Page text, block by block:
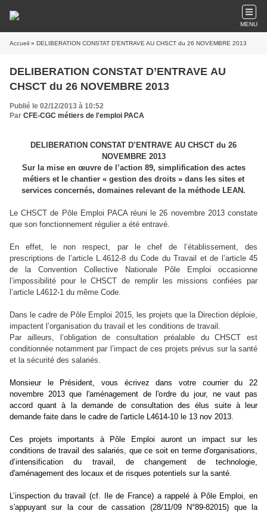
MENU
Accueil » DELIBERATION CONSTAT D’ENTRAVE AU CHSCT du 26 NOVEMBRE 2013
DELIBERATION CONSTAT D’ENTRAVE AU
CHSCT du 26 NOVEMBRE 2013
Publié le 02/12/2013 à 10:52
Par CFE-CGC métiers de l'emploi PACA
DELIBERATION CONSTAT D’ENTRAVE AU CHSCT du 26
NOVEMBRE 2013
Sur la mise en œuvre de l’action 89, simplification des actes
métiers et le chantier « gestion des droits » dans les sites et
services concernés, domaines relevant de la méthode LEAN.
Le CHSCT de Pôle Emploi PACA réuni le 26 novembre 2013 constate
que son fonctionnement régulier a été entravé.
En effet, le non respect, par le chef de l’établissement, des
prescriptions de l’article L.4612-8 du Code du Travail et de l’article 45
de la Convention Collective Nationale Pôle Emploi occasionne
l’impossibilité pour le CHSCT de remplir les missions confiées par
l’article L4612-1 du même Code.
Dans le cadre de Pôle Emploi 2015, les projets que la Direction déploie,
impactent l’organisation du travail et les conditions de travail.
Par ailleurs, l’obligation de consultation préalable du CHSCT est
conditionnée notamment par l’impact de ces projets prévus sur la santé
et la sécurité des salariés.
Monsieur le Président, vous écrivez dans votre courrier du 22
novembre 2013 que l'aménagement de l'ordre du jour, ne vaut pas
accord quant à la demande de consultation des élus suite à leur
demande faite dans le cadre de l'article L4614-10 le 13 nov 2013.
Ces projets importants à Pôle Emploi auront un impact sur les
conditions de travail des salariés, que ce soit en terme d'organisations,
d’intensification du travail, de changement de technologie,
d'aménagement des locaux et de risques potentiels sur la santé.
L’inspection du travail (cf. Ile de France) a rappelé à Pôle Emploi, en
s'appuyant sur la cour de cassation (28/11/09 N°89-82015) que la